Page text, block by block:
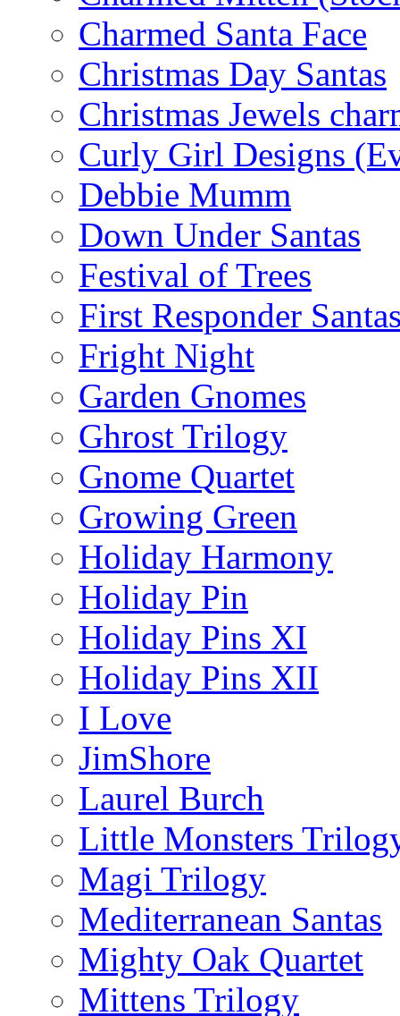
Charmed Santa Face
Christmas Day Santas
Christmas Jewels
Curly Girl Designs
Debbie Mumm
Down Under Santas
Festival of Trees
First Responder
Fright Night
Garden Gnomes
Ghrost Trilogy
Gnome Quartet
Growing Green
Holiday Harmony
Holiday Pin
Holiday Pins XI
Holiday Pins XII
I Love
JimShore
Laurel Burch
Little Monsters
Magi Trilogy
Mediterranean Santas
Mighty Oak Quartet
Mittens Trilogy